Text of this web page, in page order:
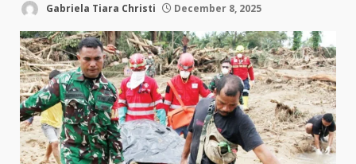
Gabriela Tiara Christi December 8, 2025